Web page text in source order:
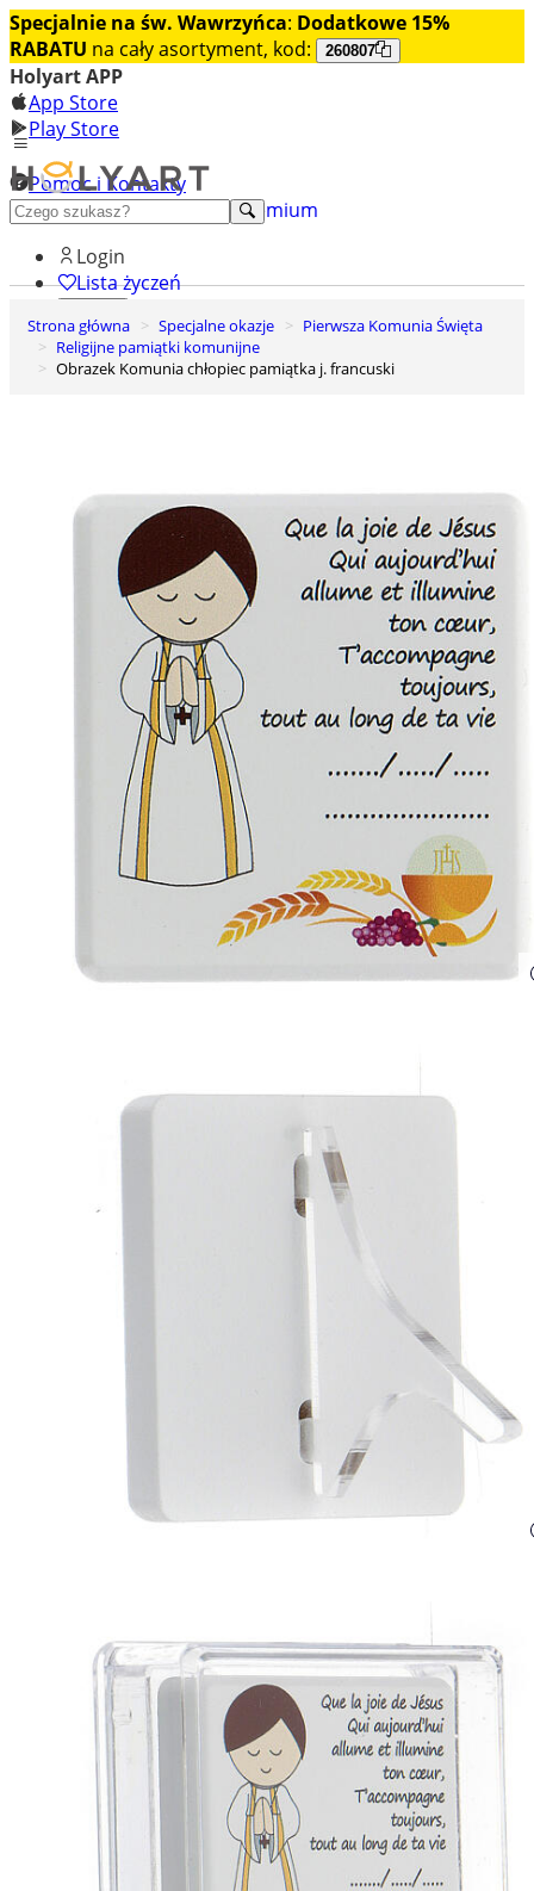
Specjalnie na św. Wawrzyńca: Dodatkowe 15%
RABATU na cały asortyment, kod: 260807
Holyart APP
App Store
Play Store
Pomoc i Kontakty
+48 222 922 860
Odkryj premium
Login
Lista życzeń
0
Koszyk
Strona główna Specjalne okazje
Pierwsza Komunia Święta
Religijne pamiątki komunijne
Obrazek Komunia chłopiec pamiątka j. francuski